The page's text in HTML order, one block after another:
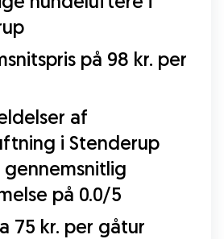
på 98 kr. per
af
i Stenderup
på 0.0/5
75 kr. per gåtur